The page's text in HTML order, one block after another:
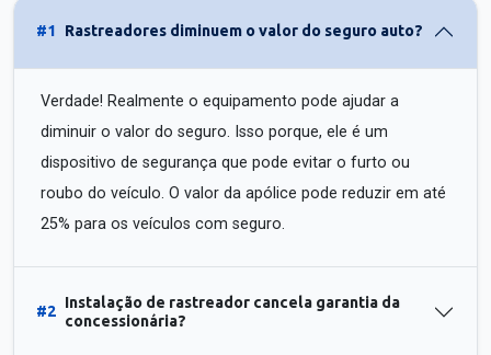
#1 Rastreadores diminuem o valor do seguro auto?
Verdade! Realmente o equipamento pode ajudar a
diminuir o valor do seguro. Isso porque, ele é um
dispositivo de segurança que pode evitar o furto ou
roubo do veículo. O valor da apólice pode reduzir em até
25% para os veículos com seguro.
#2
Instalação de rastreador cancela garantia da
concessionária?